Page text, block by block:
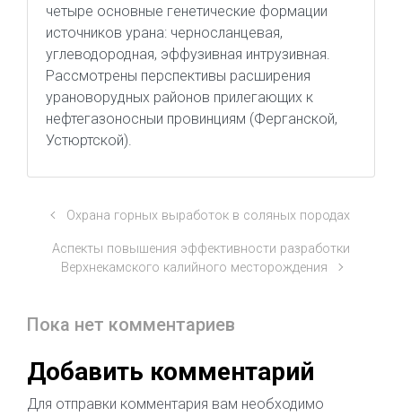
четыре основные генетические формации
источников урана: черносланцевая,
углеводородная, эффузивная интрузивная.
Рассмотрены перспективы расширения
урановорудных районов прилегающих к
нефтегазоносныи провинциям (Ферганской,
Устюртской).
Охрана горных выработок в соляных породах
Аспекты повышения эффективности разработки
Верхнекамского калийного месторождения
Пока нет комментариев
Добавить комментарий
Для отправки комментария вам необходимо